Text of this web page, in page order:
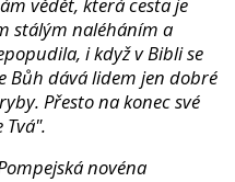
stálým naléháním a
i když v Bibli se
Bůh dává lidem jen dobré
Přesto na konec své
novéna